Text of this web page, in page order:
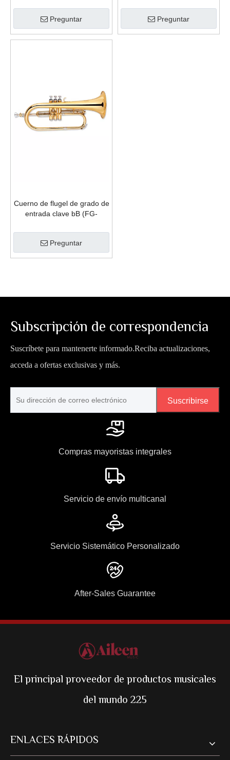
Preguntar Preguntar
Cuerno de flugel de grado de
entrada clave bB (FG-
Preguntar
Subscripción de correspondencia
Suscríbete para mantenerte informado.Reciba actualizaciones,
acceda a ofertas exclusivas y más.
Suscribirse
Compras mayoristas integrales
Servicio de envío multicanal
Servicio Sistemático Personalizado
After-Sales Guarantee
El principal proveedor de productos musicales
del mundo 225
ENLACES RÁPIDOS